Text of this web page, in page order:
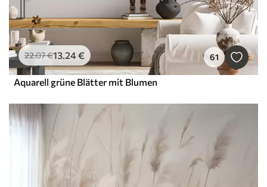
22.07€13.24€ 61
Aquarell grüne Blätter mit Blumen